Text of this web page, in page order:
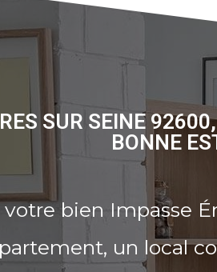
SUR SEINE
BONNE
bien Impasse
un local